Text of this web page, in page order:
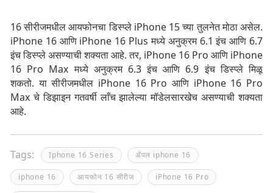
16 सीरीजमधील आयफोनचा डिस्प्ले iPhone 15 च्या तुलनेत मोठा असेल.
iPhone 16 आणि iPhone 16 Plus मध्ये अनुक्रम 6.1 इंच आणि 6.7
इंच डिस्प्ले असण्याची शक्यता आहे. तर, iPhone 16 Pro आणि iPhone
16 Pro Max मध्ये अनुक्रम 6.3 इंच आणि 6.9 इंच डिस्प्ले मिळू
शकतो. या सीरीजमधील iPhone 16 Pro आणि iPhone 16 Pro
Max चे डिझाइन गतवर्षी लाँच झालेल्या मॉडेलसारखेच असण्याची शक्यता
आहे.
Tags: Iphone 16 Series ॲपल iphone 16
iphone 16 आयफोन 16 सीरीज iPhone 16 Pro